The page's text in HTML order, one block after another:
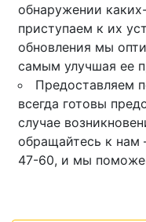
обнаружении
приступаем к их
обновления мы
самым улучшая ее
Предоставляем
всегда готовы
случае
обращайтесь к нам
47-60, и мы